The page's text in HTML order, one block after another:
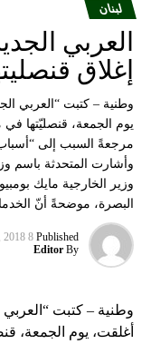
لبنان
العربي
إغلاق
وطنية – كتبت “العربي
يوم الجمعة، قنصليّتها
مرجعةً السبب إلى “أسباب
وأشارت المتحدثة باسم
وزير الخارجية مايك
البصرة، موضحةً أنّ
Published
8 years ago
2018
By
Editor
وطنية – كتبت “العربي
أغلقت، يوم الجمعة،